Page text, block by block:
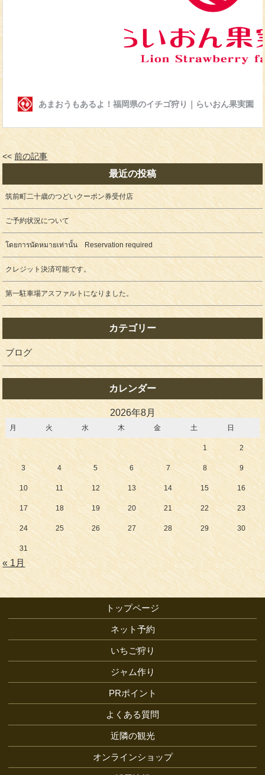
<<前の記事
最近の投稿
筑前町二十歳のつどいクーポン券受付店
ご予約状況について
โดยการนัดหมายเท่านั้น Reservation required
クレジット決済可能です。
第一駐車場アスファルトになりました。
カテゴリー
ブログ
カレンダー
2026年8月
月 火 水 木 金 土 日
1 2
3 4 5 6 7 8 9
10 11 12 13 14 15 16
17 18 19 20 21 22 23
24 25 26 27 28 29 30
31
« 1月
トップページ
ネット予約
いちご狩り
ジャム作り
PRポイント
よくある質問
近隣の観光
オンラインショップ